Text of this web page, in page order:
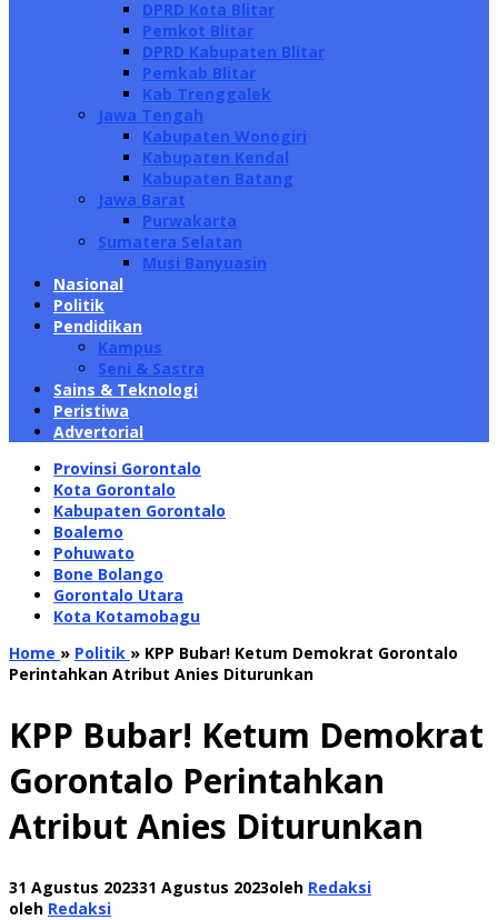
DPRD Kota Blitar
Pemkot Blitar
DPRD Kabupaten Blitar
Pemkab Blitar
Kab Trenggalek
Jawa Tengah
Kabupaten Wonogiri
Kabupaten Kendal
Kabupaten Batang
Jawa Barat
Purwakarta
Sumatera Selatan
Musi Banyuasin
Nasional
Politik
Pendidikan
Kampus
Seni & Sastra
Sains & Teknologi
Peristiwa
Advertorial
Provinsi Gorontalo
Kota Gorontalo
Kabupaten Gorontalo
Boalemo
Pohuwato
Bone Bolango
Gorontalo Utara
Kota Kotamobagu
Home » Politik » KPP Bubar! Ketum Demokrat Gorontalo
Perintahkan Atribut Anies Diturunkan
KPP Bubar! Ketum Demokrat
Gorontalo Perintahkan
Atribut Anies Diturunkan
31 Agustus 202331 Agustus 2023oleh Redaksi
oleh Redaksi